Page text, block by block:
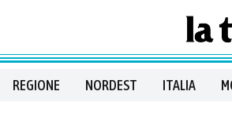
REGIONE NORDEST ITALIA